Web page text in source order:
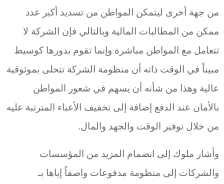
من جهة أخرى ليتمكن المواطن من تسديد أكبر عدد
ممكن من المطالبات المالية وبالتالي فإن الشركة لا
تتعامل مع المواطن مباشرة وإنما تقوم بدورها كوسيط
مبيناً في الوقت ذاته أن منظومة الشركة تتحلى بموثوقية
عالية وهذا من شأنه أن يسهم في شعور المواطن
بالأمان عند الدفع إضافة إلى تخفيف الأعباء المترتبة عليه
من خلال توفير الوقت والجهد والمال.
وأشار ملوك إلى انضمام المزيد من المؤسسات
والشركات إلى منظومة مدفوعات واصفاً إياها بـ